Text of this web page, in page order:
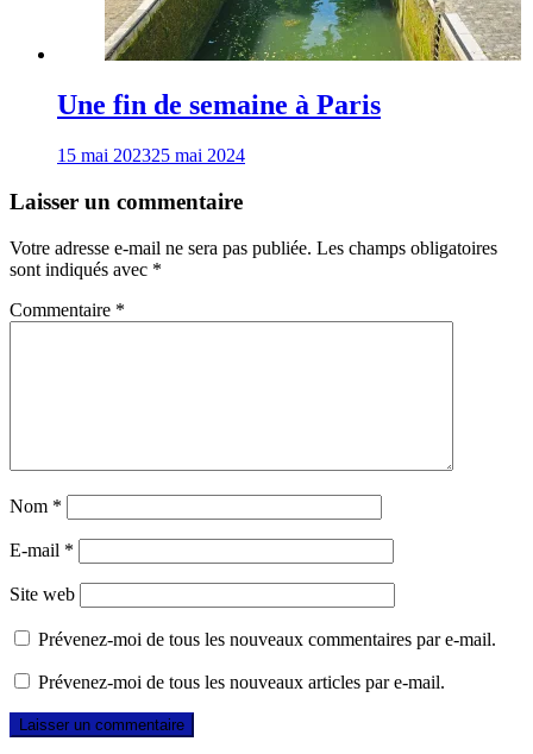
Une fin de semaine à Paris
15 mai 202325 mai 2024
Laisser un commentaire
Votre adresse e-mail ne sera pas publiée. Les champs obligatoires
sont indiqués avec *
Commentaire *
Nom *
E-mail *
Site web
Prévenez-moi de tous les nouveaux commentaires par e-mail.
Prévenez-moi de tous les nouveaux articles par e-mail.